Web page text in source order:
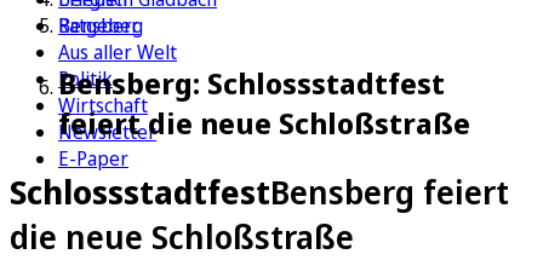
Ratgeber
Aus aller Welt
Politik
Wirtschaft
Newsletter
E-Paper
Bensberg
Bensberg: Schlossstadtfest
feiert die neue Schloßstraße
SchlossstadtfestBensberg feiert
die neue Schloßstraße